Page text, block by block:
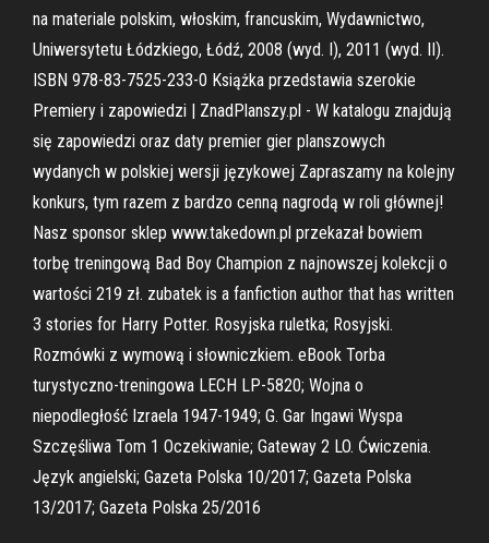
na materiale polskim, włoskim, francuskim, Wydawnictwo,
Uniwersytetu Łódzkiego, Łódź, 2008 (wyd. I), 2011 (wyd. II).
ISBN 978-83-7525-233-0 Książka przedstawia szerokie
Premiery i zapowiedzi | ZnadPlanszy.pl - W katalogu znajdują
się zapowiedzi oraz daty premier gier planszowych
wydanych w polskiej wersji językowej Zapraszamy na kolejny
konkurs, tym razem z bardzo cenną nagrodą w roli głównej!
Nasz sponsor sklep www.takedown.pl przekazał bowiem
torbę treningową Bad Boy Champion z najnowszej kolekcji o
wartości 219 zł. zubatek is a fanfiction author that has written
3 stories for Harry Potter. Rosyjska ruletka; Rosyjski.
Rozmówki z wymową i słowniczkiem. eBook Torba
turystyczno-treningowa LECH LP-5820; Wojna o
niepodległość Izraela 1947-1949; G. Gar Ingawi Wyspa
Szczęśliwa Tom 1 Oczekiwanie; Gateway 2 LO. Ćwiczenia.
Język angielski; Gazeta Polska 10/2017; Gazeta Polska
13/2017; Gazeta Polska 25/2016